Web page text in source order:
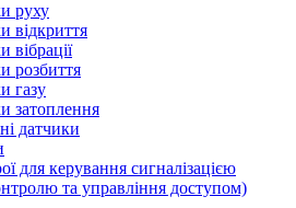
руху
відкриття
вібрації
розбиття
газу
затоплення
датчики
для керування сигналізацією
та управління доступом)